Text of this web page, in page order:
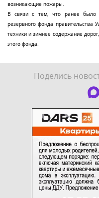
возникающие пожары.
В связи с тем, что ранее было
резервного фонда правительства
техники и зимнее содержание
этого фонда.
Поделись